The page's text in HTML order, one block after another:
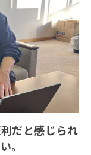
だと感じられ
。